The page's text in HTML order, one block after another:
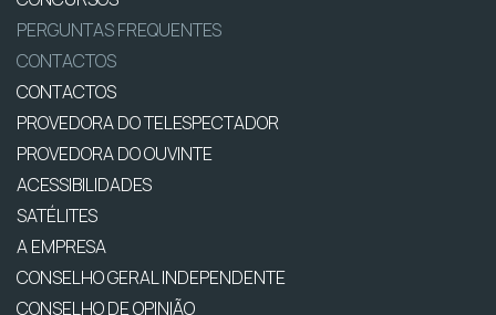
PERGUNTAS FREQUENTES
CONTACTOS
CONTACTOS
PROVEDORA DO TELESPECTADOR
PROVEDORA DO OUVINTE
ACESSIBILIDADES
SATÉLITES
A EMPRESA
CONSELHO GERAL INDEPENDENTE
CONSELHO DE OPINIÃO